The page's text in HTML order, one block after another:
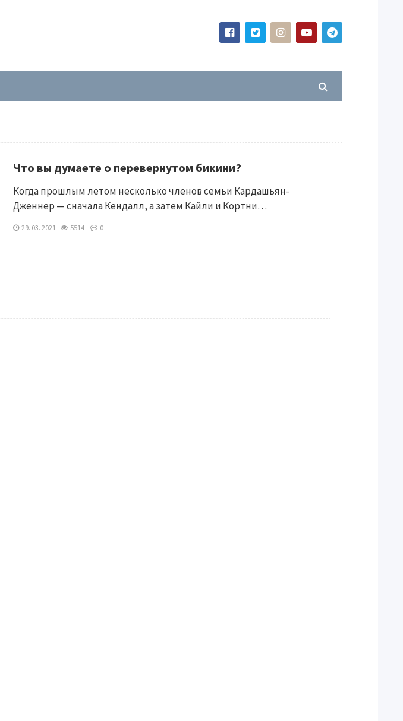
Что вы думаете о перевернутом бикини?
Когда прошлым летом несколько членов семьи Кардашьян-
Дженнер — сначала Кендалл, а затем Кайли и Кортни…
29. 03. 2021 5514 0